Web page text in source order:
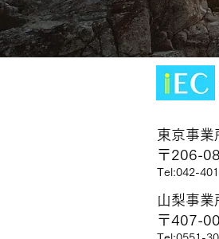
東京事業
〒206-
Tel:042-
山梨事業
〒407-